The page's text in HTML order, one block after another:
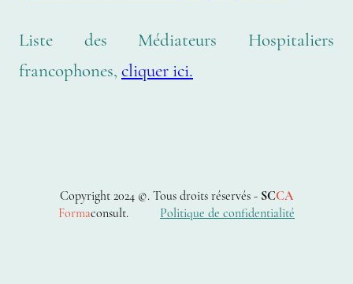
Liste des Médiateurs Hospitaliers
francophones, cliquer ici.
Copyright 2024 ©. Tous droits réservés - SCCA
Formaconsult. Politique de confidentialité